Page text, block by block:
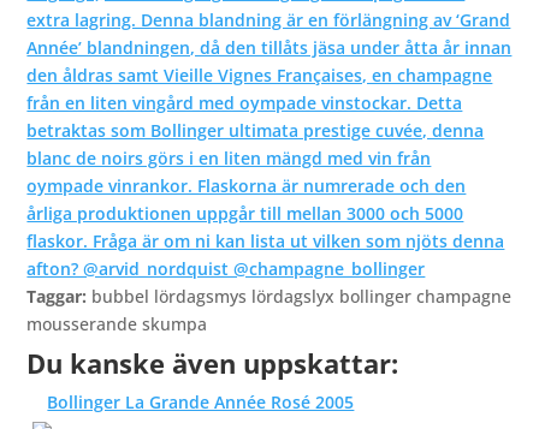
Taggar: bubbel lördagsmys lördagslyx bollinger champagne
mousserande skumpa
Du kanske även uppskattar:
Bollinger La Grande Année Rosé 2005